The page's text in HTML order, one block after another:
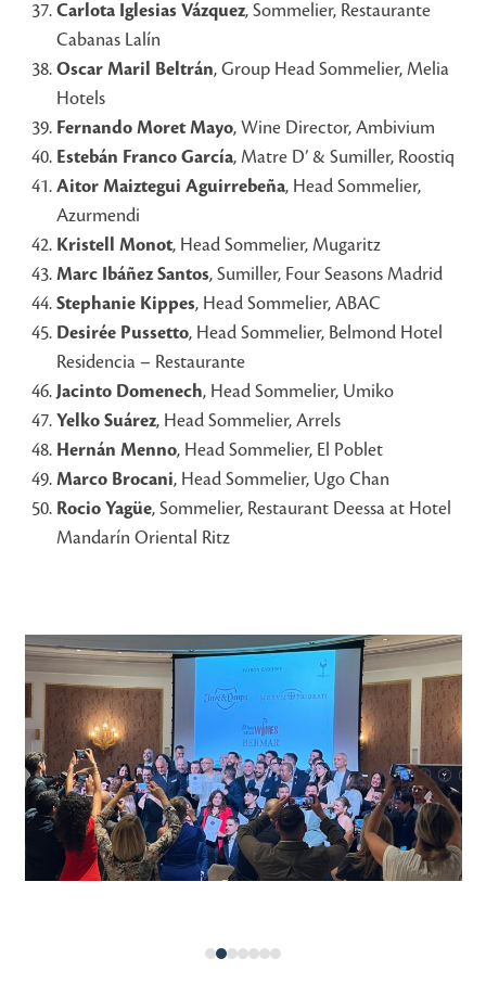
Carlota Iglesias Vázquez, Sommelier, Restaurante
Cabanas Lalín
Oscar Maril Beltrán, Group Head Sommelier, Melia
Hotels
Fernando Moret Mayo, Wine Director, Ambivium
Estebán Franco García, Matre D’ & Sumiller, Roostiq
Aitor Maiztegui Aguirrebeña, Head Sommelier,
Azurmendi
Kristell Monot, Head Sommelier, Mugaritz
Marc Ibáñez Santos, Sumiller, Four Seasons Madrid
Stephanie Kippes, Head Sommelier, ABAC
Desirée Pussetto, Head Sommelier, Belmond Hotel
Residencia – Restaurante
Jacinto Domenech, Head Sommelier, Umiko
Yelko Suárez, Head Sommelier, Arrels
Hernán Menno, Head Sommelier, El Poblet
Marco Brocani, Head Sommelier, Ugo Chan
Rocio Yagüe, Sommelier, Restaurant Deessa at Hotel
Mandarín Oriental Ritz
Use
the
and
right
arrow
keys
to
access